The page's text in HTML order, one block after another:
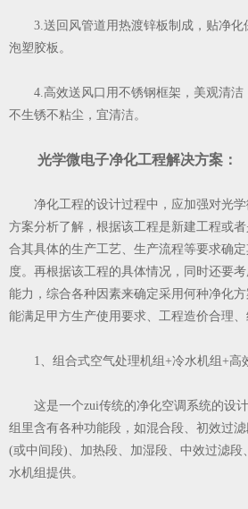
3.送回风管道用热渡锌板制成，贴净化
泡塑胶板。
4.高效送风口用不锈钢框架，美观清洁
不生锈不粘尘，宜清洁。
光学微电子净化工程解决方案：
净化工程的设计过程中，应加强对光学
方案分析了解，根据该工程是新建工程或
合其具体的生产工艺、生产流程等要求确
度。再根据该工程的具体情况，同时还要
能力，综合各种因素来确定采用何种净化
能满足甲方生产使用要求、工程造价合理、
1、组合式空气处理机组+冷水机组+高
这是一个zui传统的净化空调系统的设计
组里含有各种功能段，如混合段、初效过
(或中间段)、加热段、加湿段、中效过滤段
水机组提供。